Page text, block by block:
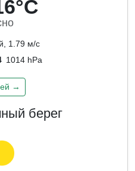
1.79 м/с
1014 hPa
→
берег